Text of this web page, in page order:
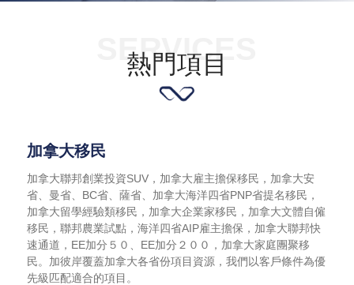
SERVICES
熱門項目
加拿大移民
加拿大聯邦創業投資SUV，加拿大雇主擔保移民，加拿大安
省、曼省、BC省、薩省、加拿大海洋四省PNP省提名移民，
加拿大留學經驗類移民，加拿大企業家移民，加拿大文體自僱
移民，聯邦農業試點，海洋四省AIP雇主擔保，加拿大聯邦快
速通道，EE加分５０、EE加分２００，加拿大家庭團聚移
民。加彼岸覆蓋加拿大各省份項目資源，我們以客戶條件為優
先級匹配適合的項目。